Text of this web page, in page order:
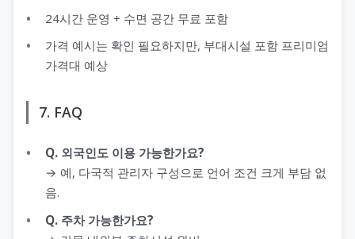
24시간 운영 + 수면 공간 무료 포함
가격 예시는 확인 필요하지만, 부대시설 포함 프리미엄
가격대 예상
7. FAQ
Q. 외국인도 이용 가능한가요?
→ 예, 다국적 관리자 구성으로 언어 조건 크게 부담 없
음.
Q. 주차 가능한가요?